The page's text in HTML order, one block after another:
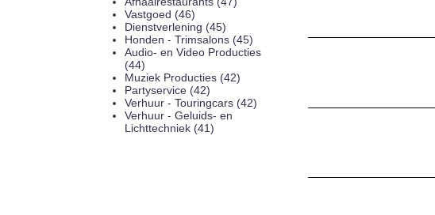
Vastgoed (46)
Dienstverlening (45)
Honden - Trimsalons (45)
Audio- en Video Producties
(44)
Muziek Producties (42)
Partyservice (42)
Verhuur - Touringcars (42)
Verhuur - Geluids- en
Lichttechniek (41)